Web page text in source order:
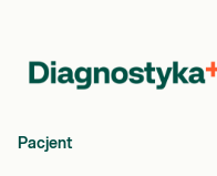
Pacjent